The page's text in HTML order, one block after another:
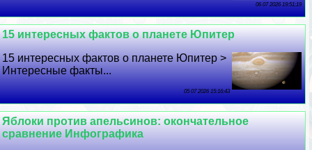
06 07 2026 19:51:19
15 интересных фактов о планете Юпитер
15 интересных фактов о планете Юпитер >
Интересные факты...
05 07 2026 15:16:43
Яблоки против апельсинов: окончательное
сравнение Инфографика